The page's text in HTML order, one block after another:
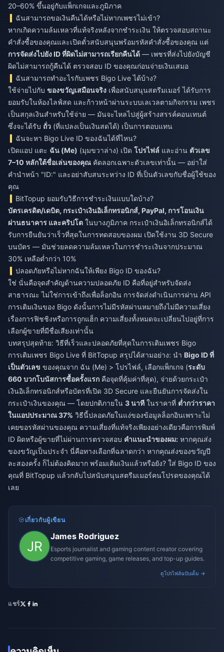
20–60% ขึ้นอยู่กับแพ็กเกจและภูมิภาค
ฉันสามารถขอเงินคืนได้หรือไม่หากเพชรไม่เข้า?
หากเกิดความล้มเหลวที่แท้จริงหลังจากชำระเงิน ให้ตรวจสอบสถานะ
คำสั่งซื้อของคุณและเปิดตั๋วสนับสนุนพร้อมรหัสคำสั่งซื้อของคุณ แต่
การจัดส่งไปยัง ID ที่ผิดไม่สามารถเรียกคืนได้ — เพชรที่ส่งไปยังบัญชี
ผิดไม่สามารถกู้คืนได้ ตรวจสอบ ID ของคุณก่อนจ่ายเงินเสมอ
ฉันสามารถทำอะไรกับเพชร Bigo Live ได้บ้าง?
ใช้จ่ายไปกับ ของขวัญเสมือนจริง เพื่อสนับสนุนสตรีมเมอร์ ได้รับการ
ยอมรับในห้องไลฟ์สด และก้าวหน้าผ่านระบบเลเวลตามกิจกรรม เพชร
เป็นสกุลเงินสำหรับใช้จ่าย — มันจะไหลไปสู่ผู้สร้างสรรค์คอนเทนต์
ซึ่งจะได้รับ ถั่ว (ที่แปลงเป็นเงินสดได้) เป็นการตอบแทน
ฉันจะหา Bigo Live ID ของฉันได้ที่ไหน?
เปิดแอป แตะ ฉัน (Me) (มุมขวาล่าง) เปิด โปรไฟล์ และอ่าน ตัวเลข
7–10 หลักใต้ชื่อเล่นของคุณ คัดลอกเฉพาะตัวเลขเท่านั้น — อย่าใส่
คำนำหน้า "ID:" และอย่าสับสนระหว่าง ID ที่เป็นตัวเลขกับชื่อผู้ใช้ของ
คุณ
BitTopup ยอมรับวิธีการชำระเงินแบบใดบ้าง?
บัตรเครดิต/เดบิต, กระเป๋าเงินอิเล็กทรอนิกส์, PayPal, การโอนเงิน
ผ่านธนาคาร และคริปโต ในบางภูมิภาค กระเป๋าเงินอิเล็กทรอนิกส์ได้
รับการยืนยันว่าเร็วที่สุดในการทดสอบของผม เปิดใช้งาน 3D Secure
บนบัตร — มันช่วยลดความล้มเหลวในการชำระเงินจากประมาณ
30% เหลือต่ำกว่า 10%
ปลอดภัยหรือไม่หากฉันให้เพียง Bigo ID ของฉัน?
ใช่ นั่นคือจุดสำคัญด้านความปลอดภัย ID คือที่อยู่สำหรับจัดส่ง
สาธารณะ ไม่ใช่การเข้าถึงเพื่อล็อกอิน การจัดส่งดำเนินการผ่าน API
การเติมเงินของ Bigo ดังนั้นการไม่มีรหัสผ่านหมายถึงไม่มีความเสี่ยง
เรื่องการฟิชชิงหรือการถูกแฮ็ก ความเสี่ยงทั้งหมดจะเปลี่ยนไปอยู่ที่การ
เลือกผู้ขายที่มีชื่อเสียงเท่านั้น
บทสรุปสุดท้าย: วิธีที่เร็วและปลอดภัยที่สุดในการเติมเพชร Bigo
การเติมเพชร Bigo Live ที่ BitTopup สรุปได้สามอย่าง: นำ Bigo ID ที่
เป็นตัวเลข ของคุณจาก ฉัน (Me) > โปรไฟล์, เลือกแพ็กเกจ (ระดับ
660 บวกโบนัสการซื้อครั้งแรก คือจุดที่คุ้มค่าที่สุด), จ่ายด้วยกระเป๋า
เงินอิเล็กทรอนิกส์หรือบัตรที่เปิด 3D Secure และยืนยันการจัดส่งใน
กระเป๋าเงินของคุณ — โดยปกติภายใน 3 นาที ในราคาที่ ต่ำกว่าราคา
ในแอปประมาณ 37% วิธีนี้ปลอดภัยในแง่ของข้อมูลล็อกอินเพราะไม่
เคยขอรหัสผ่านของคุณ ความเสี่ยงที่แท้จริงเพียงอย่างเดียวคือการพิมพ์
ID ผิดหรือผู้ขายที่ไม่ผ่านการตรวจสอบ คำแนะนำของผม: หากคุณส่ง
ของขวัญเป็นประจำ นี่คือทางเลือกที่ฉลาดกว่า หากคุณส่งของขวัญปี
ละสองครั้ง ก็ไม่ต้องคิดมาก พร้อมเติมเงินแล้วหรือยัง? ใส่ Bigo ID ของ
คุณที่ BitTopup แล้วกลับไปสนับสนุนสตรีมเมอร์คนโปรดของคุณได้
เลย
เกี่ยวกับผู้เขียน
James Rodriguez
Esports journalist and gaming content creator covering
competitive gaming, game releases, and top-up guides.
ดูโปรไฟล์ฉบับเต็ม →
แชร์